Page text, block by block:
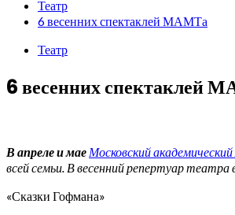
Театр
6 весенних спектаклей МАМТа
Театр
6 весенних спектаклей
В апреле и мае Московский
всей семьи. В весенний репертуар
«Сказки Гофмана»